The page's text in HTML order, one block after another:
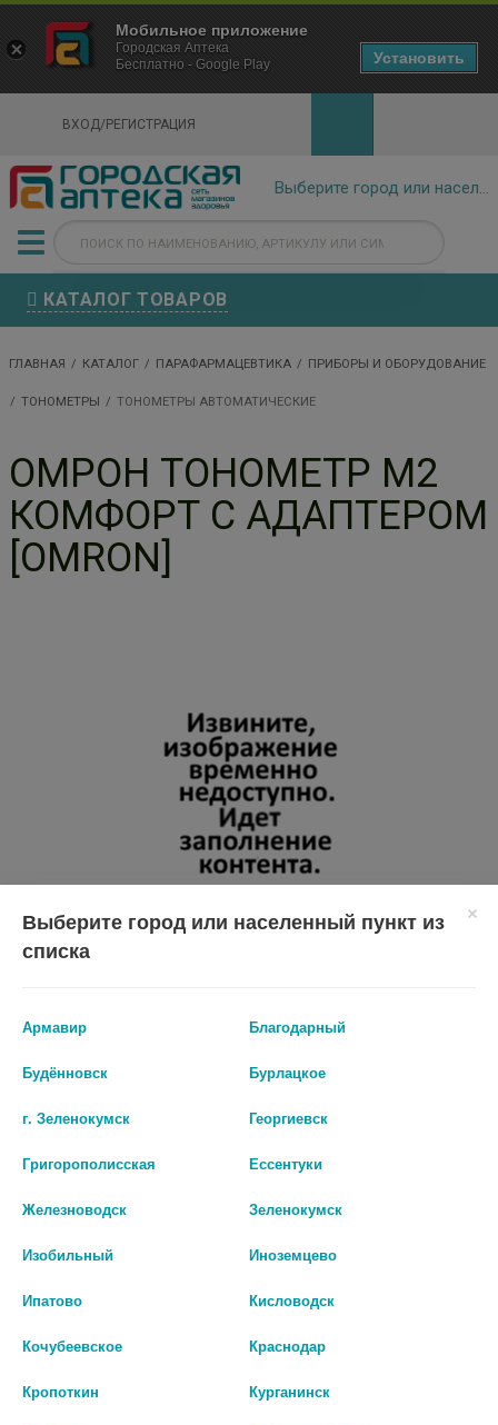
ВХОД/РЕГИСТРАЦИЯ
КАТАЛОГ ТОВАРОВ
ГЛАВНАЯ КАТАЛОГ ПАРАФАРМАЦЕВТИКА ПРИБОРЫ И ОБОРУДОВАНИЕ
ТОНОМЕТРЫ ТОНОМЕТРЫ АВТОМАТИЧЕСКИЕ
ОМРОН ТОНОМЕТР M2
КОМФОРТ С АДАПТЕРОМ
[OMRON]
описание товара без предварительного уведомления.
5782
Окончательный расчет стоимости будет произведен при
Описание
×
Городская Аптека Маркетплейс
- In Google Play
Выберите город или населенный пункт из
списка
Армавир Благодарный
Будённовск Бурлацкое
г. Зеленокумск Георгиевск
Григорополисская Ессентуки
Железноводск Зеленокумск
Изобильный Иноземцево
Ипатово Кисловодск
Кочубеевское Краснодар
Кропоткин Курганинск
Мобильное приложение
Городская Аптека
Бесплатно - Google Play
Установить